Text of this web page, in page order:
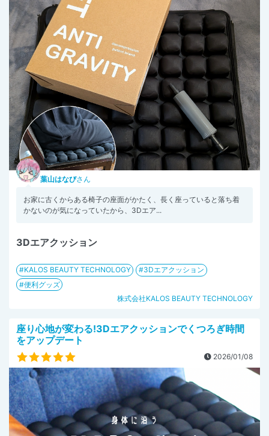
葉山はなびさん
お家に古くからある椅子の座面がかたく、長く座っていると落ち着
かないのが気になっていたから、3Dエア...
3Dエアクッション
KALOS BEAUTY TECHNOLOGY
3Dエアクッション
便利グッズ
株式会社KALOS BEAUTY TECHNOLOGY
座り心地が変わる!3Dエアクッションでくつろぎ時間
をアップデート
2026/01/08